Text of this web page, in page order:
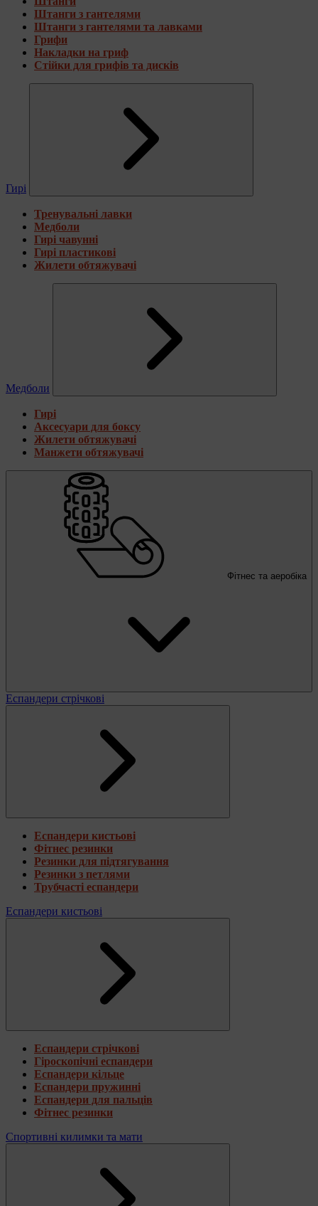
Штанги з гантелями
Штанги з гантелями та лавками
Грифи
Накладки на гриф
Стійки для грифів та дисків
Гирі
Тренувальні лавки
Медболи
Гирі чавунні
Гирі пластикові
Жилети обтяжувачі
Медболи
Гирі
Аксесуари для боксу
Жилети обтяжувачі
Манжети обтяжувачі
Фітнес та аеробіка
Еспандери стрічкові
Еспандери кистьові
Фітнес резинки
Резинки для підтягування
Резинки з петлями
Трубчасті еспандери
Еспандери кистьові
Еспандери стрічкові
Гіроскопічні еспандери
Еспандери кільце
Еспандери пружинні
Еспандери для пальців
Фітнес резинки
Спортивні килимки та мати